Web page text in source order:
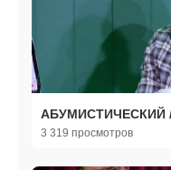
АБУМИСТИЧЕСКИЙ
3 319 просмотров